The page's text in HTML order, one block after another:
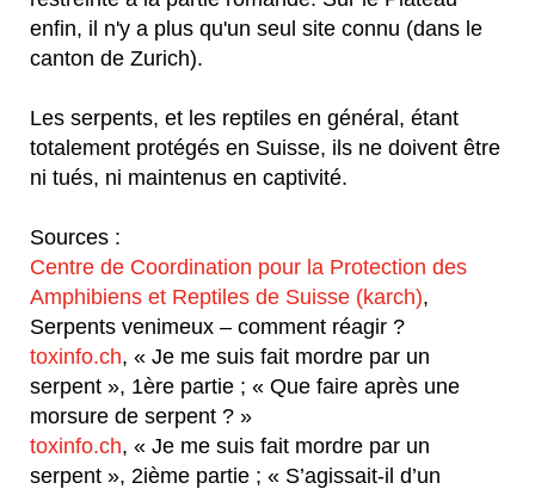
enfin, il n'y a plus qu'un seul site connu (dans le
canton de Zurich).
Les serpents, et les reptiles en général, étant
totalement protégés en Suisse, ils ne doivent être
ni tués, ni maintenus en captivité.
Sources :
Centre de Coordination pour la Protection des
Amphibiens et Reptiles de Suisse (karch),
Serpents venimeux – comment réagir ?
toxinfo.ch, « Je me suis fait mordre par un
serpent », 1ère partie ; « Que faire après une
morsure de serpent ? »
toxinfo.ch, « Je me suis fait mordre par un
serpent », 2ième partie ; « S’agissait-il d’un